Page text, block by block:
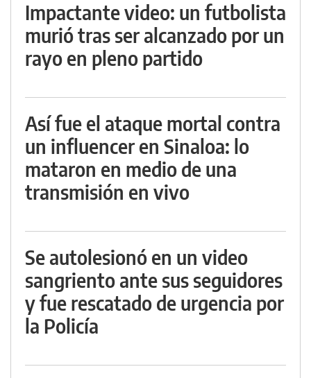
Impactante video: un futbolista
murió tras ser alcanzado por un
rayo en pleno partido
Así fue el ataque mortal contra
un influencer en Sinaloa: lo
mataron en medio de una
transmisión en vivo
Se autolesionó en un video
sangriento ante sus seguidores
y fue rescatado de urgencia por
la Policía